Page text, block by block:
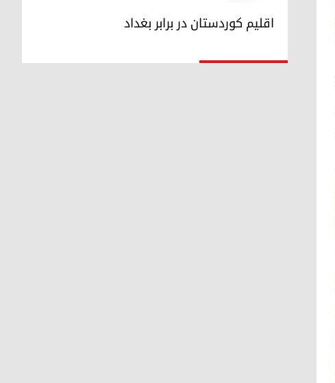
دکتر ابراهیم خالد
اقلیم کوردستان در برابر بغداد